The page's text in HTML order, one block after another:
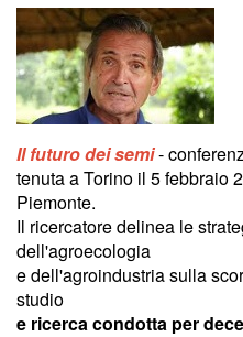
Il futuro dei semi-
tenuta a Torino il 5 febbraio
Piemonte.
Il ricercatore delinea le
dell'agroecologia
e dell'agroindustria sulla
studio
e ricerca condotta per